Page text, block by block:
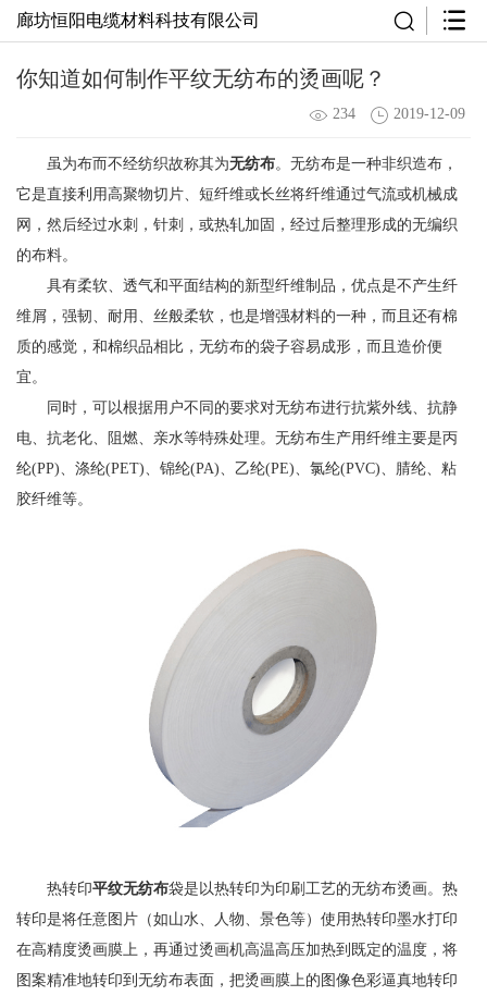
廊坊恒阳电缆材料科技有限公司
你知道如何制作平纹无纺布的烫画呢？
234 2019-12-09
虽为布而不经纺织故称其为无纺布。无纺布是一种非织造布，
它是直接利用高聚物切片、短纤维或长丝将纤维通过气流或机械成
网，然后经过水刺，针刺，或热轧加固，经过后整理形成的无编织
的布料。
具有柔软、透气和平面结构的新型纤维制品，优点是不产生纤
维屑，强韧、耐用、丝般柔软，也是增强材料的一种，而且还有棉
质的感觉，和棉织品相比，无纺布的袋子容易成形，而且造价便
宜。
同时，可以根据用户不同的要求对无纺布进行抗紫外线、抗静
电、抗老化、阻燃、亲水等特殊处理。无纺布生产用纤维主要是丙
纶(PP)、涤纶(PET)、锦纶(PA)、乙纶(PE)、氯纶(PVC)、腈纶、粘
胶纤维等。
热转印平纹无纺布袋是以热转印为印刷工艺的无纺布烫画。热
转印是将任意图片（如山水、人物、景色等）使用热转印墨水打印
在高精度烫画膜上，再通过烫画机高温高压加热到既定的温度，将
图案精准地转印到无纺布表面，把烫画膜上的图像色彩逼真地转印